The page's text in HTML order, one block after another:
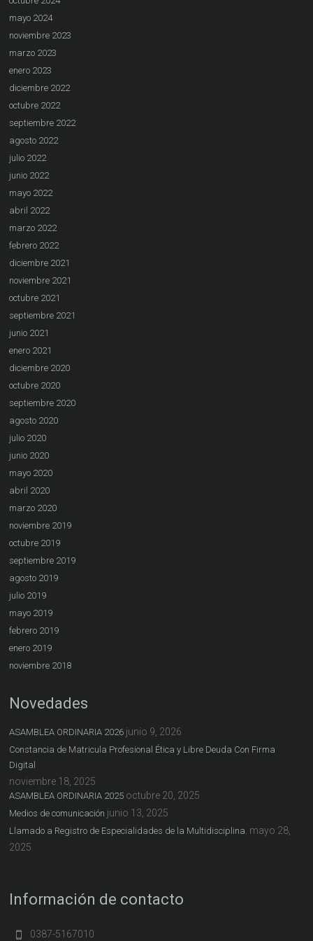
mayo 2024
noviembre 2023
marzo 2023
enero 2023
diciembre 2022
octubre 2022
septiembre 2022
agosto 2022
julio 2022
junio 2022
mayo 2022
abril 2022
marzo 2022
febrero 2022
diciembre 2021
noviembre 2021
octubre 2021
septiembre 2021
junio 2021
enero 2021
diciembre 2020
octubre 2020
septiembre 2020
agosto 2020
julio 2020
junio 2020
mayo 2020
abril 2020
marzo 2020
noviembre 2019
octubre 2019
septiembre 2019
agosto 2019
julio 2019
mayo 2019
febrero 2019
enero 2019
noviembre 2018
Novedades
ASAMBLEA ORDINARIA 2026 junio 9, 2026
Constancia de Matricula Profesional Ética y Libre Deuda Con Firma
Digital
noviembre 18, 2025
ASAMBLEA ORDINARIA 2025 octubre 20, 2025
Medios de comunicación junio 13, 2025
Llamado a Registro de Especialidades de la Multidisciplina. mayo 28,
2025
Información de contacto
0387-5167010